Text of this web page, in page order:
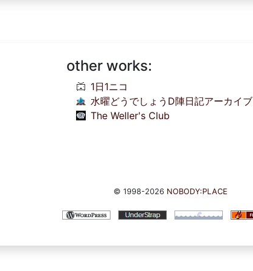
other works:
1日1ニコ
水曜どうでしょうD陣日記アーカイブ
The Weller's Club
© 1998-2026 NOBODY:PLACE